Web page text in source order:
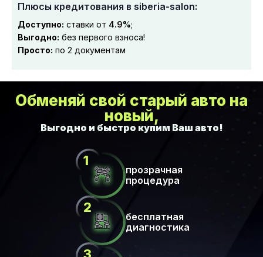
Плюсы кредитования в siberia-salon:
Доступно: ставки от 4.9%;
Выгодно: без первого взноса!
Просто: по 2 документам
Обменяй свой старый авто на
новый,
прозрачная
процедура
бесплатная
диагностика